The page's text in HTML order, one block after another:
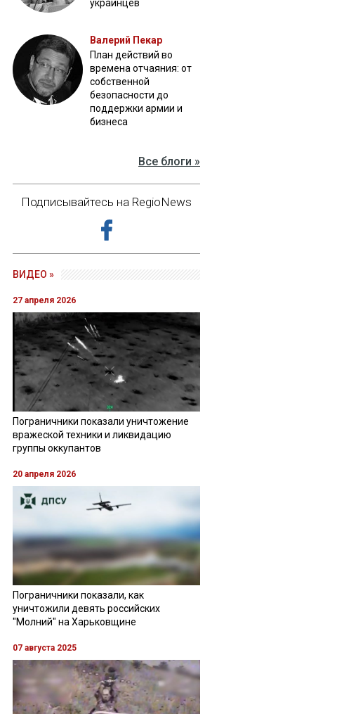
украинцев
Валерий Пекар
План действий во
времена отчаяния: от
собственной
безопасности до
поддержки армии и
бизнеса
Все блоги »
Подписывайтесь на RegioNews
ВИДЕО »
27 апреля 2026
Пограничники показали уничтожение
вражеской техники и ликвидацию
группы оккупантов
20 апреля 2026
Пограничники показали, как
уничтожили девять российских
"Молний" на Харьковщине
07 августа 2025